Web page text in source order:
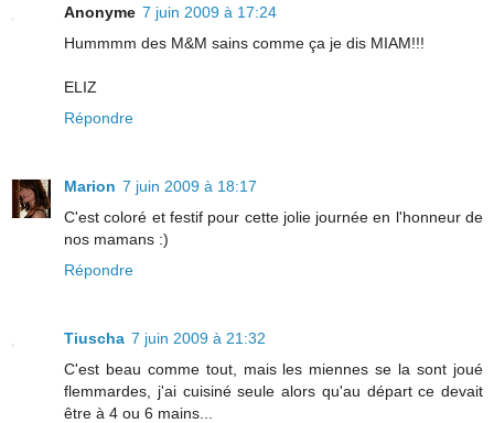
Anonyme 7 juin 2009 à 17:24
Hummmm des M&M sains comme ça je dis MIAM!!!
ELIZ
Répondre
Marion 7 juin 2009 à 18:17
C'est coloré et festif pour cette jolie journée en l'honneur de
nos mamans :)
Répondre
Tiuscha 7 juin 2009 à 21:32
C'est beau comme tout, mais les miennes se la sont joué
flemmardes, j'ai cuisiné seule alors qu'au départ ce devait
être à 4 ou 6 mains...